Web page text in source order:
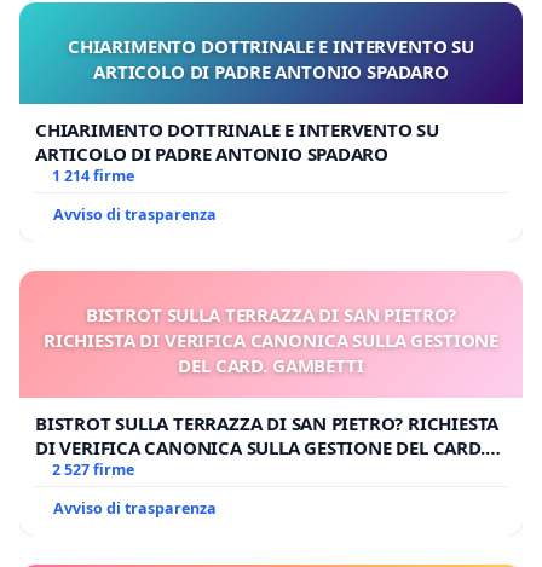
CHIARIMENTO DOTTRINALE E INTERVENTO SU
ARTICOLO DI PADRE ANTONIO SPADARO
CHIARIMENTO DOTTRINALE E INTERVENTO SU
ARTICOLO DI PADRE ANTONIO SPADARO
1 214 firme
Avviso di trasparenza
BISTROT SULLA TERRAZZA DI SAN PIETRO?
RICHIESTA DI VERIFICA CANONICA SULLA GESTIONE
DEL CARD. GAMBETTI
BISTROT SULLA TERRAZZA DI SAN PIETRO? RICHIESTA
DI VERIFICA CANONICA SULLA GESTIONE DEL CARD.
GAMBETTI
2 527 firme
Avviso di trasparenza